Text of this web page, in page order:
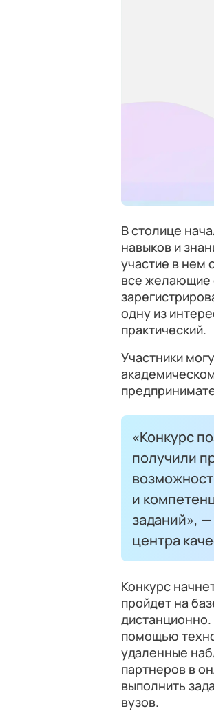
В столице
навыков и
участие в нем
все желающие
одну из
практический.
Участники
«Конкурс
получили
и
заданий»,
центра
Конкурс
пройдет на
помощью
удаленные
партнеров в
выполнить
вузов.